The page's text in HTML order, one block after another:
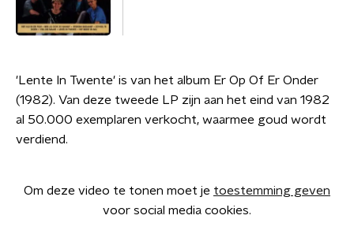
'Lente In Twente' is van het album Er Op Of Er Onder
(1982). Van deze tweede LP zijn aan het eind van 1982
al 50.000 exemplaren verkocht, waarmee goud wordt
verdiend.
Om deze video te tonen moet je toestemming geven
voor social media cookies.